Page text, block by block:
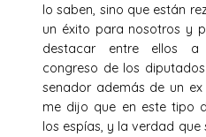
lo saben, sino que están
un éxito para nosotros y
destacar entre ellos a
congreso de los
senador además de un
me dijo que en este tipo
los espías, y la verdad